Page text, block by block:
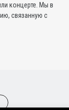
концерте. Мы в
связанную с